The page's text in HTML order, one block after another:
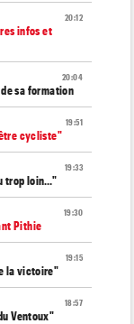
20:12
infos et
20:04
sa formation
19:51
cycliste"
19:33
trop loin…"
19:30
Pithie
19:15
la victoire"
18:57
Ventoux"